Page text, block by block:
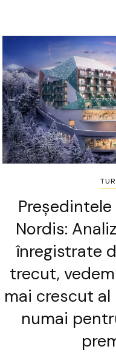
Nordis:
înregistrate
trecut,
mai crescut
numai